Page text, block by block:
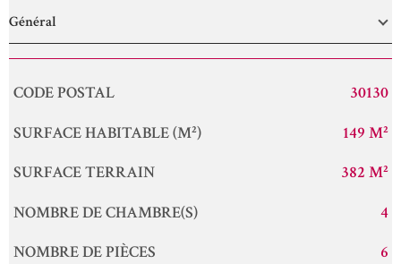
Général
Caractérisque Valeurs
CODE POSTAL
30130
SURFACE HABITABLE (M²)
149 M²
SURFACE TERRAIN
382 M²
NOMBRE DE CHAMBRE(S)
4
NOMBRE DE PIÈCES
6